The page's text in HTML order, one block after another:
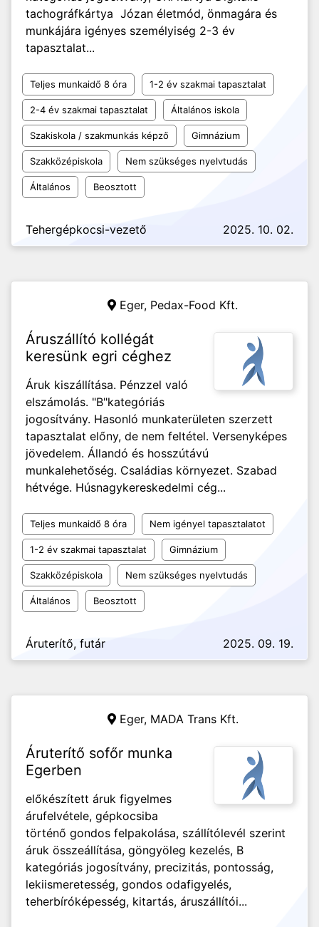
tachográfkártya Józan életmód, önmagára és
munkájára igényes személyiség 2-3 év
tapasztalat...
Teljes munkaidő 8 óra 1-2 év szakmai tapasztalat
2-4 év szakmai tapasztalat Általános iskola
Szakiskola / szakmunkás képző Gimnázium
Szakközépiskola Nem szükséges nyelvtudás
Általános Beosztott
Tehergépkocsi-vezető 2025. 10. 02.
Eger, Pedax-Food Kft.
Áruszállító kollégát
keresünk egri céghez
Áruk kiszállítása. Pénzzel való
elszámolás. "B"kategóriás
jogosítvány. Hasonló munkaterületen szerzett
tapasztalat előny, de nem feltétel. Versenyképes
jövedelem. Állandó és hosszútávú
munkalehetőség. Családias környezet. Szabad
hétvége. Húsnagykereskedelmi cég...
Teljes munkaidő 8 óra Nem igényel tapasztalatot
1-2 év szakmai tapasztalat Gimnázium
Szakközépiskola Nem szükséges nyelvtudás
Általános Beosztott
Áruterítő, futár 2025. 09. 19.
Eger, MADA Trans Kft.
Áruterítő sofőr munka
Egerben
előkészített áruk figyelmes
árufelvétele, gépkocsiba
történő gondos felpakolása, szállítólevél szerint
áruk összeállítása, göngyöleg kezelés, B
kategóriás jogosítvány, precizitás, pontosság,
lekiismeretesség, gondos odafigyelés,
teherbíróképesség, kitartás, áruszállítói...